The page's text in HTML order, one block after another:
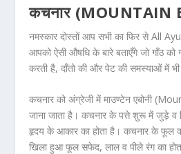
कचनार (MOUNTAIN
नमस्कार दोस्तों आप सभी का फिर सेAll
आपको ऐसी औषधि के बारे बताएँगे जो गाँठ को
करती है, दाँतो की और पेट की समस्याओं में भी
कचनार को अंग्रेजी में माउण्टेन एबोनी
जाना जाता है। कचनार के पत्ते शुरू में जुड़े व
हृदय के आकार का होता है। कचनार के फूल
खिला हुआ फूल सफेद, लाल व पीले रंग का